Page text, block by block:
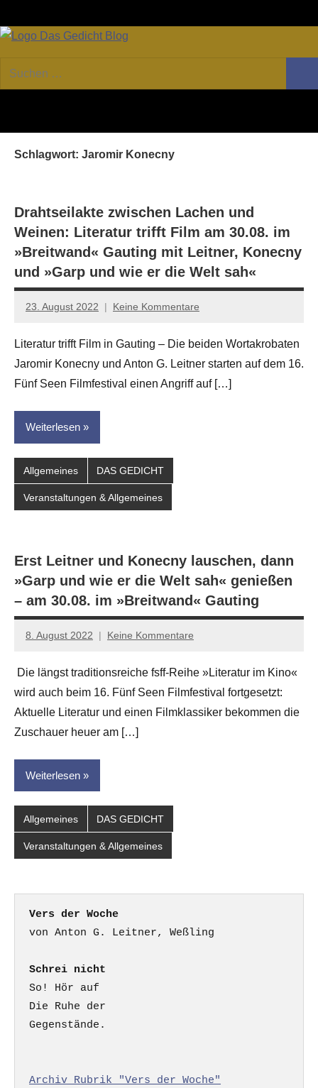
Inhalt
GEDICHT
Forum
von
und
Kritik
Suchen
nach:
Schlagwort: Jaromir Konecny
Drahtseilakte zwischen Lachen und
Weinen: Literatur trifft Film am 30.08. im
»Breitwand« Gauting mit Leitner, Konecny
und »Garp und wie er die Welt sah«
23. August 2022
Jan-
Hornauer
für
dasgedichtblog
Keine Kommentare
Literatur trifft Film in Gauting – Die beiden Wortakrobaten
Jaromir Konecny und Anton G. Leitner starten auf dem 16.
Fünf Seen Filmfestival einen Angriff auf […]
Weiterlesen
Allgemeines DAS GEDICHT
Veranstaltungen & Allgemeines
Erst Leitner und Konecny lauschen, dann
»Garp und wie er die Welt sah« genießen
– am 30.08. im »Breitwand« Gauting
8. August 2022
Jan-
Hornauer
für
dasgedichtblog
Keine Kommentare
Die längst traditionsreiche fsff-Reihe »Literatur im Kino«
wird auch beim 16. Fünf Seen Filmfestival fortgesetzt:
Aktuelle Literatur und einen Filmklassiker bekommen die
Zuschauer heuer am […]
Weiterlesen
Allgemeines DAS GEDICHT
Veranstaltungen & Allgemeines
Vers der Woche
Schrei nicht
So! Hör auf
Die Ruhe der
Gegenstände.
Archiv Rubrik "Vers der Woche"